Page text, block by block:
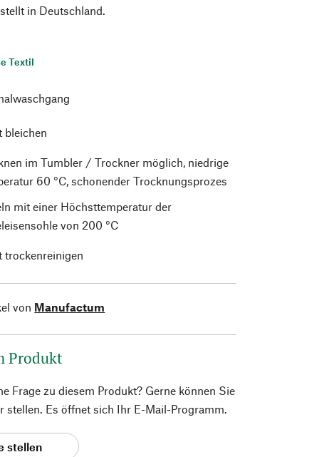
in Deutschland.
Textil
bleichen
im Tumbler / Trockner möglich, niedrige
60 °C, schonender Trocknungsprozes
mit einer Höchsttemperatur der
von 200 °C
trockenreinigen
von Manufactum
Produkt
Frage zu diesem Produkt? Gerne können Sie
stellen. Es öffnet sich Ihr E-Mail-Programm.
stellen